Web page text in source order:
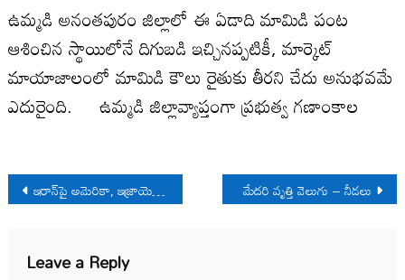
ఉమ్మడి అనంతపురం జిల్లాలో ఈ ఏడాది మామిడి పంట
ఆశించిన స్థాయిలోనే దిగుబడి ఇచ్చినప్పటికీ, మార్కెట్
మాయాజాలంలో మామిడి కౌలు రైతుకు తీరని చేదు అనుభవమే
ఎదురైంది. ఉమ్మడి జిల్లావ్యాప్తంగా ప్రభుత్వ గణాంకాల
Post
navigation
ఇరాన్‌పై అమెరికా, ఇజ్రాయెల్ యుద్ధం: పరిణామాలు మేదరి వృత్తి వెలుగు – నీడలు
Leave a Reply